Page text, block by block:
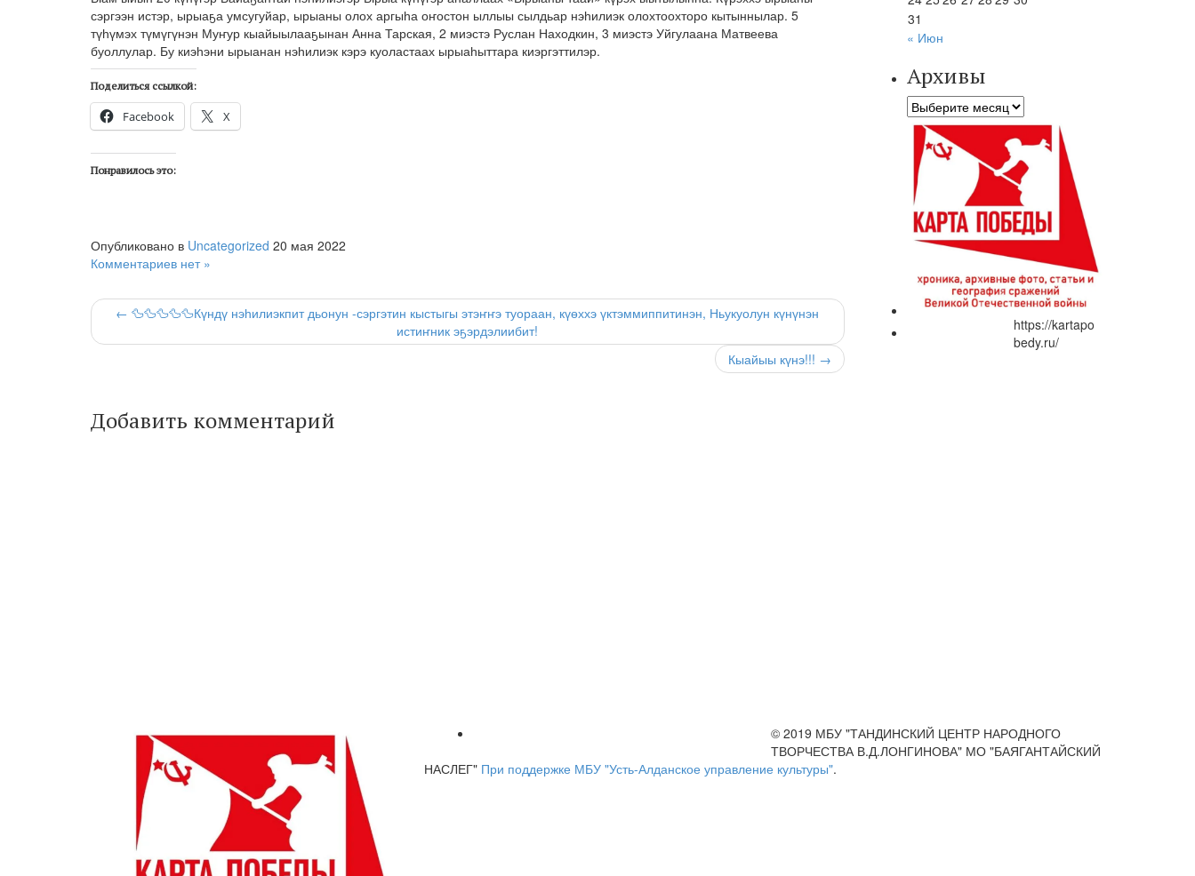
сэргээн истэр, ырыаҕа умсугуйар, ырыаны олох аргыһа оҥостон ыллыы сылдьар нэһилиэк олохтоохторо кытыннылар. 5
түһүмэх түмүгүнэн Муҥур кыайыылааҕынан Анна Тарская, 2 миэстэ Руслан Находкин, 3 миэстэ Уйгулаана Матвеева
буоллулар. Бу киэһэни ырыанан нэһилиэк кэрэ куоластаах ырыаһыттара киэргэттилэр.
Поделиться ссылкой:
Facebook X
Понравилось это:
Опубликовано в Uncategorized 20 мая 2022
Комментариев нет »
← 🦆🦆🦆🦆🦆Күндү нэһилиэкпит дьонун -сэргэтин кыстыгы этэҥҥэ туораан, күөххэ үктэммиппитинэн, Ньукуолун күнүнэн
истиҥник эҕэрдэлиибит!
Кыайыы күнэ!!! →
Добавить комментарий
31
« Июн
Архивы
Архивы
https://kartapo
bedy.ru/
© 2019 МБУ "ТАНДИНСКИЙ ЦЕНТР НАРОДНОГО
ТВОРЧЕСТВА В.Д.ЛОНГИНОВА" МО "БАЯГАНТАЙСКИЙ
НАСЛЕГ" При поддержке МБУ "Усть-Алданское управление культуры".